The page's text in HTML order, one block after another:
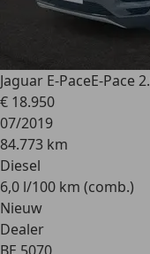
Jaguar E-PaceE-Pace
€ 18.950
07/2019
84.773 km
Diesel
6,0 l/100 km (comb.)
Nieuw
Dealer